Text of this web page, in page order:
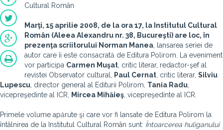
Cultural Român
Marţi, 15 aprilie 2008, de la ora 17, la Institutul Cultural
Român (Aleea Alexandru nr. 38, Bucureşti) are loc, în
prezenţa scriitorului Norman Manea , lansarea seriei de
autor care îi este consacrată de Editura Polirom. La eveniment
vor participa Carmen Muşat , critic literar, redactor­-şef al
revistei Observator cultural,
Paul Cernat , critic literar, Silviu
Lupescu , director general al Editurii Polirom, Tania Radu
vicepreşedinte al ICR,
Mircea Mihăieş , vicepreşedinte al ICR.
Primele volume apărute şi care vor fi lansate de Editura Polirom la
întâlnirea de la Institutul Cultural Român sunt: Întoarcerea huliganului